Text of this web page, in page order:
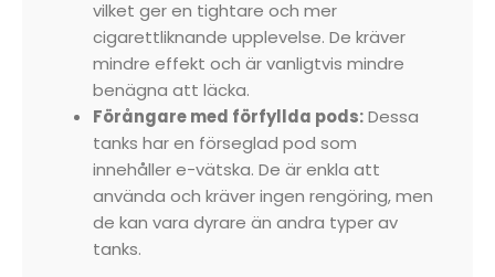
vilket ger en tightare och mer
cigarettliknande upplevelse. De kräver
mindre effekt och är vanligtvis mindre
benägna att läcka.
Förångare med förfyllda pods:Dessa
tanks har en förseglad pod som
innehåller e-vätska. De är enkla att
använda och kräver ingen rengöring, men
de kan vara dyrare än andra typer av
tanks.